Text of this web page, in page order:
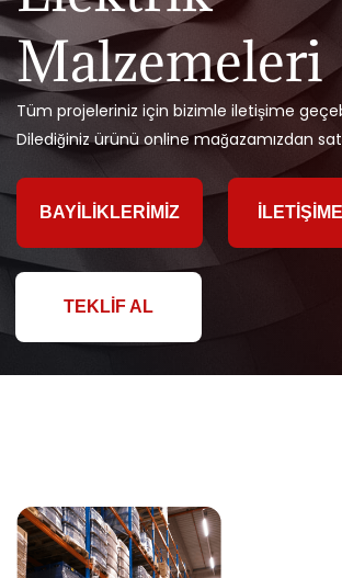
Malzemeleri
Tüm projeleriniz için bizimle iletişime
Dilediğiniz ürünü online mağazamızdan
BAYILIKLERIMIZ
TEKLIF AL